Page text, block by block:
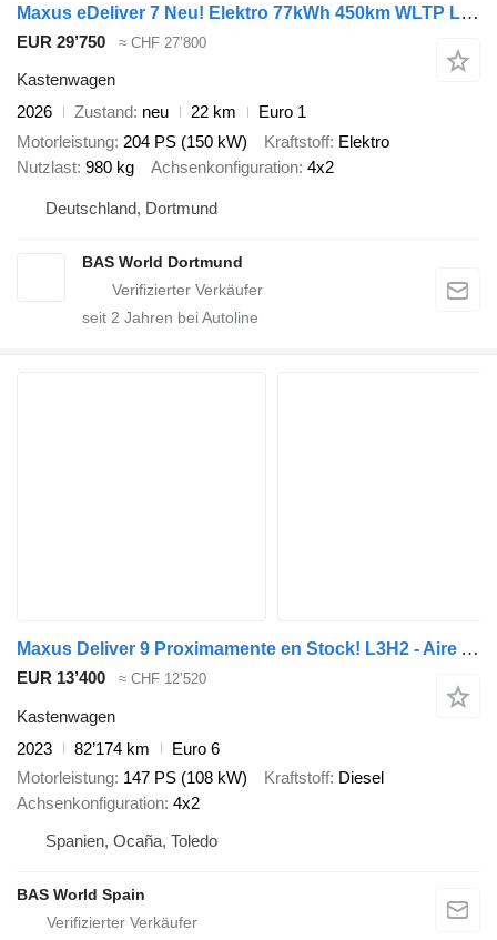
Maxus eDeliver 7 Neu! Elektro 77kWh 450km WLTP L2H1 Schnellladen LED A
EUR 29’750 ≈ CHF 27’800
Kastenwagen
2026
Zustand neu 22 km
Euro 1
Motorleistung 204 PS (150 kW) Kraftstoff Elektro
Nutzlast 980 kg Achsenkonfiguration 4x2
Deutschland, Dortmund
BAS World Dortmund
seit 2 Jahren bei Autoline
Maxus Deliver 9 Proximamente en Stock! L3H2 - Aire Acondicionado - Con
EUR 13’400 ≈ CHF 12’520
Kastenwagen
2023
82’174 km
Euro 6
Motorleistung 147 PS (108 kW) Kraftstoff Diesel
Achsenkonfiguration 4x2
Spanien, Ocaña, Toledo
BAS World Spain